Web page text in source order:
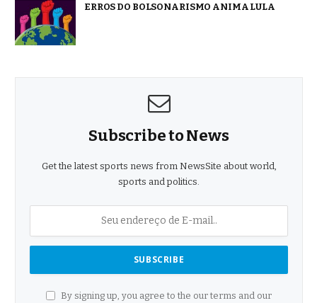
ERROS DO BOLSONARISMO ANIMA LULA
Subscribe to News
Get the latest sports news from NewsSite about world,
sports and politics.
By signing up, you agree to the our terms and our